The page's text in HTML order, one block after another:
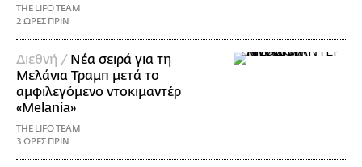
THE LIFO TEAM
2 ΩΡΕΣ ΠΡΙΝ
Διεθνή / Νέα σειρά για τη
Μελάνια Τραμπ μετά το
αμφιλεγόμενο ντοκιμαντέρ
«Melania»
THE LIFO TEAM
3 ΩΡΕΣ ΠΡΙΝ